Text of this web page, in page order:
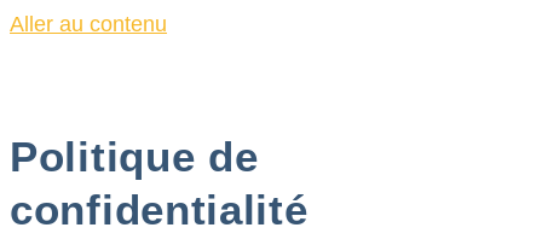
Aller au contenu
Politique de
confidentialité